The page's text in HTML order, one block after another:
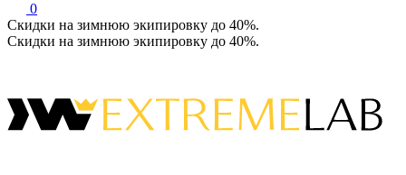
0
Скидки на зимнюю экипировку до 40%.
Скидки на зимнюю экипировку до 40%.